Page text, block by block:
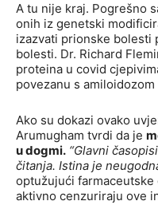
A tu nije kraj. Pogrešno
onih iz genetski
izazvati prionske bolesti
bolesti. Dr. Richard
proteina u covid
povezanu s
Ako su dokazi ovako
Arumugham tvrdi da je
u dogmi. “Glavni
čitanja. Istina je
optužujući
aktivno cenzuriraju ove